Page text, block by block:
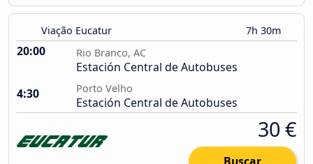
Viação Eucatur 7h 30m
20:00 Rio Branco, AC
Estación Central de Autobuses
4:30
Porto Velho
Estación Central de Autobuses
30 €